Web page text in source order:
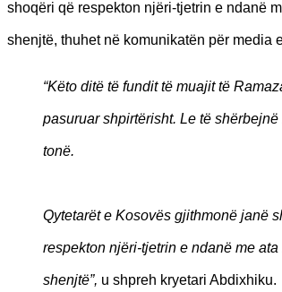
shoqëri që respekton njëri-tjetrin e ndanë
shenjtë, thuhet në komunikatën për media
“Këto ditë të fundit të muajit të
pasuruar shpirtërisht. Le të
tonë.
Qytetarët e Kosovës gjithmonë janë
respekton njëri-tjetrin e ndanë me
shenjtë”, u shpreh kryetari Abdixhiku.